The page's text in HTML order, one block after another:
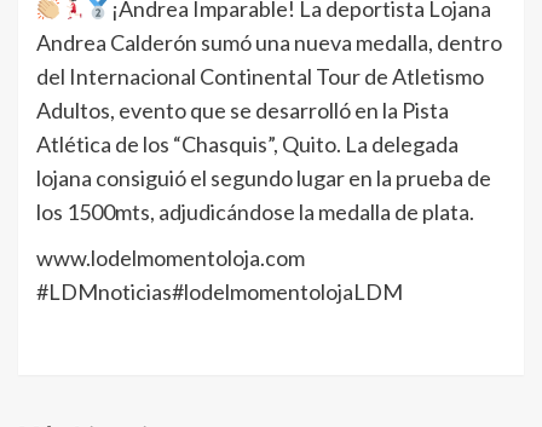
¡Andrea Imparable! La deportista Lojana
Andrea Calderón sumó una nueva medalla, dentro
del Internacional Continental Tour de Atletismo
Adultos, evento que se desarrolló en la Pista
Atlética de los “Chasquis”, Quito. La delegada
lojana consiguió el segundo lugar en la prueba de
los 1500mts, adjudicándose la medalla de plata.
www.lodelmomentoloja.com
#LDMnoticias#lodelmomentolojaLDM